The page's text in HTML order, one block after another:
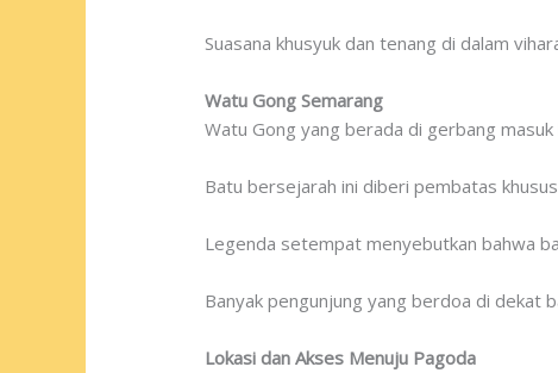
Suasana khusyuk dan tenang di dalam
Watu Gong Semarang
Watu Gong yang berada di gerbang
Batu bersejarah ini diberi pembatas
Legenda setempat menyebutkan bahwa
Banyak pengunjung yang berdoa di dekat
Lokasi dan Akses Menuju Pagoda